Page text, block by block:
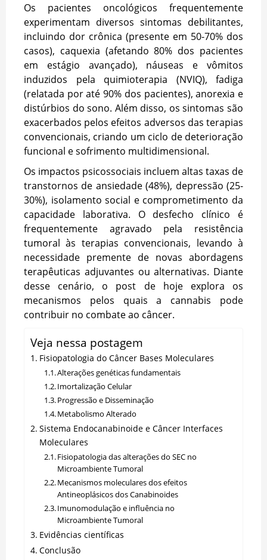
Os pacientes oncológicos frequentemente
experimentam diversos sintomas debilitantes,
incluindo dor crônica (presente em 50-70% dos
casos), caquexia (afetando 80% dos pacientes
em estágio avançado), náuseas e vômitos
induzidos pela quimioterapia (NVIQ), fadiga
(relatada por até 90% dos pacientes), anorexia e
distúrbios do sono. Além disso, os sintomas são
exacerbados pelos efeitos adversos das terapias
convencionais, criando um ciclo de deterioração
funcional e sofrimento multidimensional.
Os impactos psicossociais incluem altas taxas de
transtornos de ansiedade (48%), depressão (25-
30%), isolamento social e comprometimento da
capacidade laborativa. O desfecho clínico é
frequentemente agravado pela resistência
tumoral às terapias convencionais, levando à
necessidade premente de novas abordagens
terapêuticas adjuvantes ou alternativas. Diante
desse cenário, o post de hoje explora os
mecanismos pelos quais a cannabis pode
contribuir no combate ao câncer.
Veja nessa postagem
Fisiopatologia do Câncer Bases Moleculares
Alterações genéticas fundamentais
Imortalização Celular
Progressão e Disseminação
Metabolismo Alterado
Sistema Endocanabinoide e Câncer Interfaces
Moleculares
Fisiopatologia das alterações do SEC no
Microambiente Tumoral
Mecanismos moleculares dos efeitos
Antineoplásicos dos Canabinoides
Imunomodulação e influência no
Microambiente Tumoral
Evidências científicas
Conclusão